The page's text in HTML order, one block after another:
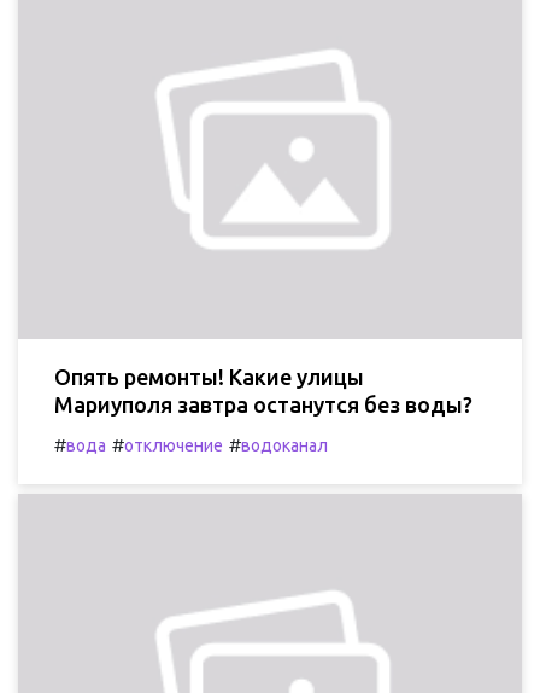
Опять ремонты! Какие улицы
Мариуполя завтра останутся без воды?
#вода #отключение #водоканал